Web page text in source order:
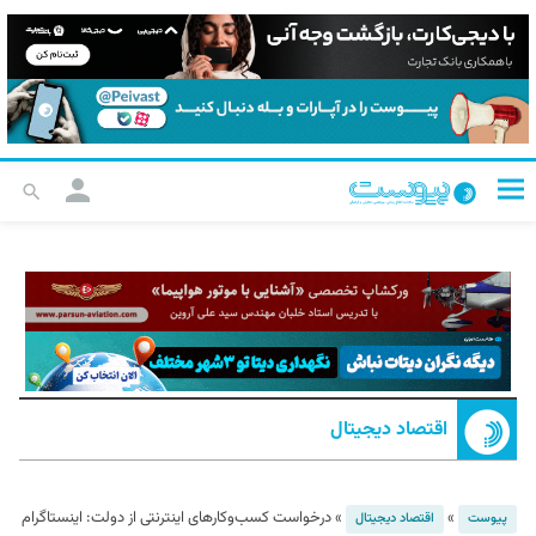
اقتصاد دیجیتال
پیوست » اقتصاد دیجیتال »درخواست کسب‌وکارهای اینترنتی از دولت: اینستاگرام